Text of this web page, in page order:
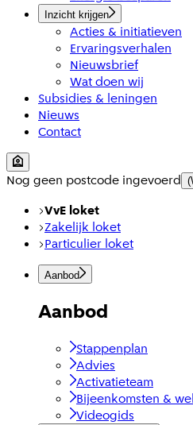
Inzicht krijgen
Acties & initiatieven
Ervaringsverhalen
Nieuwsbrief
Wat doen wij
Subsidies & leningen
Nieuws
Contact
Nog geen postcode ingevoerd
VvE loket
Zakelijk loket
Particulier loket
Aanbod
Aanbod
Stappenplan
Advies
Activatieteam
Bijeenkomsten &
Videogids